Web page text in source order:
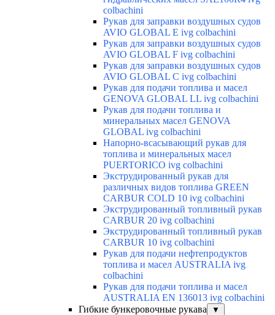
colbachini
Рукав для заправки воздушных судов
AVIO GLOBAL E ivg colbachini
Рукав для заправки воздушных судов
AVIO GLOBAL F ivg colbachini
Рукав для заправки воздушных судов
AVIO GLOBAL C ivg colbachini
Рукав для подачи топлива и масел
GENOVA GLOBAL LL ivg colbachini
Рукав для подачи топлива и
минеральных масел GENOVA
GLOBAL ivg colbachini
Напорно-всасывающий рукав для
топлива и минеральных масел
PUERTORICO ivg colbachini
Экструдированный рукав для
различных видов топлива GREEN
CARBUR COLD 10 ivg colbachini
Экструдированный топливный рукав
CARBUR 20 ivg colbachini
Экструдированный топливный рукав
CARBUR 10 ivg colbachini
Рукав для подачи нефтепродуктов
топлива и масел AUSTRALIA ivg
colbachini
Рукав для подачи топлива и масел
AUSTRALIA EN 136013 ivg colbachini
Гибкие бункеровочные рукава
▼